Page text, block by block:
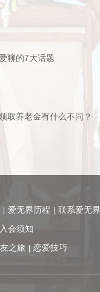
聊的7大话题
取养老金有什么不同？
爱无界历程
联系爱无界
入会须知
之旅 恋爱技巧